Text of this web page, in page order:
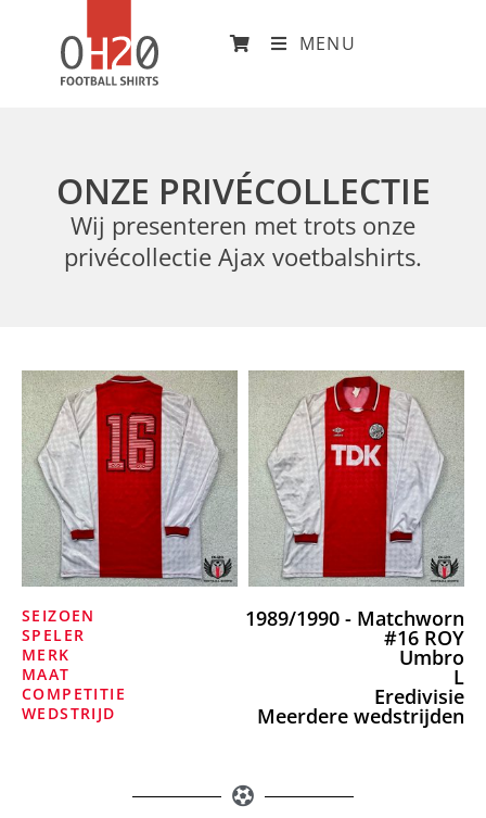
MENU
ONZE PRIVÉCOLLECTIE
Wij presenteren met trots onze
privécollectie Ajax voetbalshirts.
SEIZOEN 1989/1990 - Matchworn
SPELER #16 ROY
MERK Umbro
MAAT L
COMPETITIE Eredivisie
WEDSTRIJD Meerdere wedstrijden